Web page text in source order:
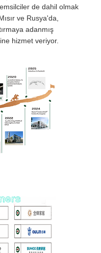
de dahil olmak
ve Rusya'da,
adanmış
hizmet veriyor.